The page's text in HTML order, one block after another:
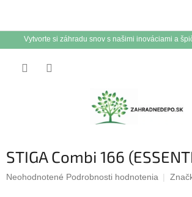
Vytvorte si záhradu snov s našimi inováciami a
STIGA Combi 166
Priemerné
Neohodnotené Podrobnosti hodnotenia